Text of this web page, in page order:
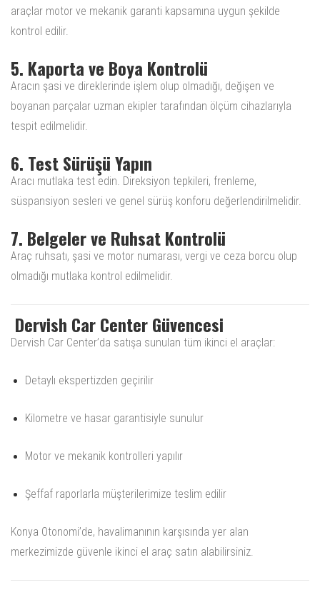
araçlar motor ve mekanik garanti kapsamına uygun şekilde
kontrol edilir.
5. Kaporta ve Boya Kontrolü
Aracın şasi ve direklerinde işlem olup olmadığı, değişen ve
boyanan parçalar uzman ekipler tarafından ölçüm cihazlarıyla
tespit edilmelidir.
6. Test Sürüşü Yapın
Aracı mutlaka test edin. Direksiyon tepkileri, frenleme,
süspansiyon sesleri ve genel sürüş konforu değerlendirilmelidir.
7. Belgeler ve Ruhsat Kontrolü
Araç ruhsatı, şasi ve motor numarası, vergi ve ceza borcu olup
olmadığı mutlaka kontrol edilmelidir.
Dervish Car Center Güvencesi
Dervish Car Center’da satışa sunulan tüm ikinci el araçlar:
Detaylı ekspertizden geçirilir
Kilometre ve hasar garantisiyle sunulur
Motor ve mekanik kontrolleri yapılır
Şeffaf raporlarla müşterilerimize teslim edilir
Konya Otonomi’de, havalimanının karşısında yer alan
merkezimizde güvenle ikinci el araç satın alabilirsiniz.